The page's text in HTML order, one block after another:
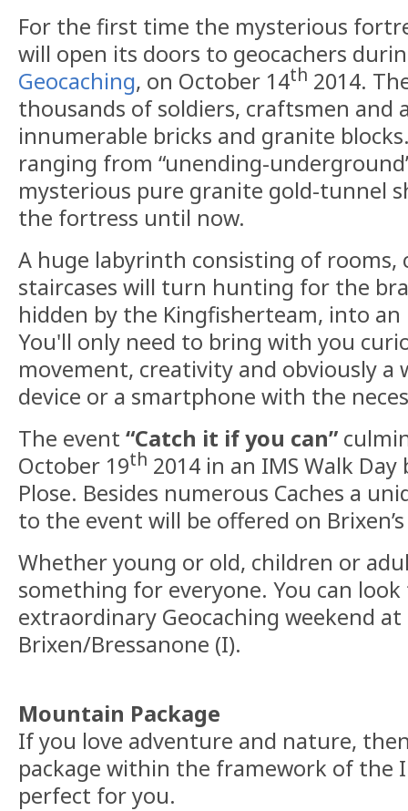
For the first time the mysterious
will open its doors to geocachers
Geocaching, on October 14th 2014.
thousands of soldiers, craftsmen and
innumerable bricks and granite
ranging from “unending-
mysterious pure granite gold-tunnel
the fortress until now.
A huge labyrinth consisting of rooms,
staircases will turn hunting for the
hidden by the Kingfisherteam, into
You'll only need to bring with you
movement, creativity and obviously a
device or a smartphone with the
The event “Catch it if you can”
October 19th 2014 in an IMS Walk
Plose. Besides numerous Caches a
to the event will be offered on
Whether young or old, children or
something for everyone. You can
extraordinary Geocaching weekend
Brixen/Bressanone (I).
Mountain Package
If you love adventure and nature,
package within the framework of the
perfect for you.